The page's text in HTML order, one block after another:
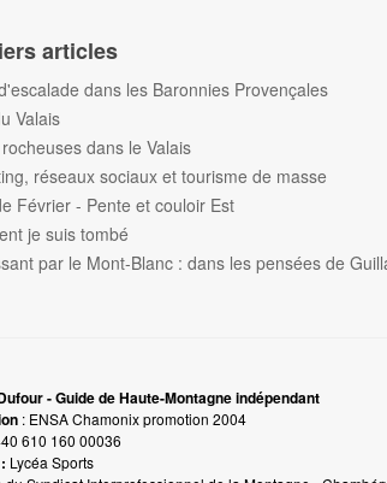
articles
dans les Baronnies Provençales
Valais
dans le Valais
réseaux sociaux et tourisme de masse
Février - Pente et couloir Est
je suis tombé
par le Mont-Blanc : dans les pensées de
- Guide de Haute-Montagne indépendant
: ENSA Chamonix promotion 2004
610 160 00036
Lycéa Sports